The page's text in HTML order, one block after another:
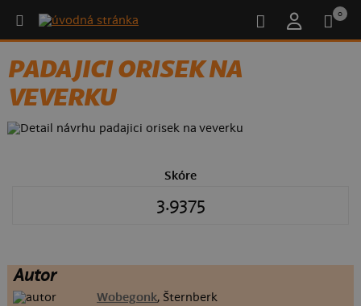
0
PADAJICI ORISEK NA
VEVERKU
Skóre
3.9375
Autor
Wobegonk, Šternberk